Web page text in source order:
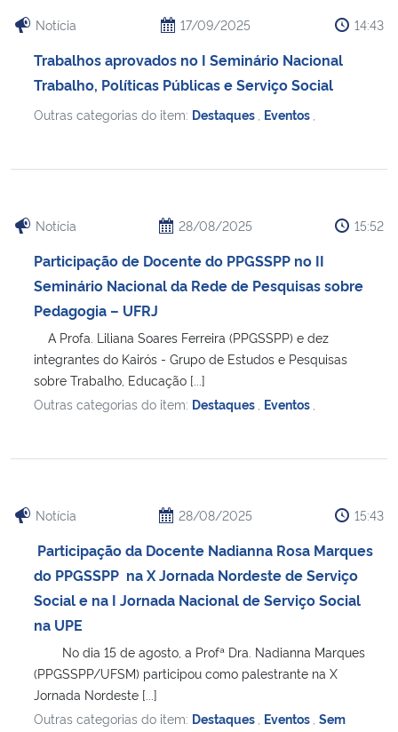
Notícia 17/09/2025 14:43
Trabalhos aprovados no I Seminário Nacional
Trabalho, Políticas Públicas e Serviço Social
Outras categorias do item: Destaques Eventos
Notícia 28/08/2025 15:52
Participação de Docente do PPGSSPP no II
Seminário Nacional da Rede de Pesquisas sobre
Pedagogia – UFRJ
A Profa. Liliana Soares Ferreira (PPGSSPP) e dez
integrantes do Kairós - Grupo de Estudos e Pesquisas
sobre Trabalho, Educação [...]
Outras categorias do item: Destaques Eventos
Notícia 28/08/2025 15:43
Participação da Docente Nadianna Rosa Marques
do PPGSSPP na X Jornada Nordeste de Serviço
Social e na I Jornada Nacional de Serviço Social
na UPE
No dia 15 de agosto, a Profª Dra. Nadianna Marques
(PPGSSPP/UFSM) participou como palestrante na X
Jornada Nordeste [...]
Outras categorias do item: Destaques Eventos Sem